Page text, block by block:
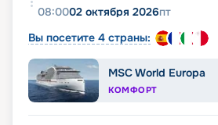
08:0002 октября 2026пт
Вы посетите 4 страны:
MSC World Europa
КОМФОРТ